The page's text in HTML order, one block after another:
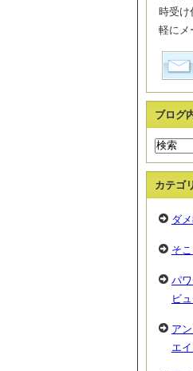
時受け
軽に
ブログ
カテゴ
ダ
そ
パ
ビ
ア
エ